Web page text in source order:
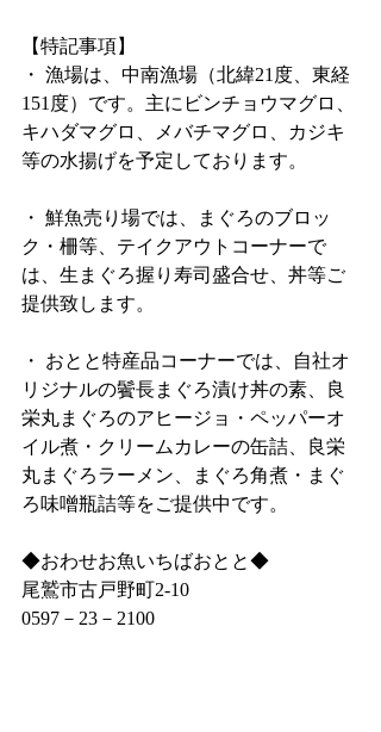
【特記事項】
・ 漁場は、中南漁場（北緯21度、東経
151度）です。主にビンチョウマグロ、
キハダマグロ、メバチマグロ、カジキ
等の水揚げを予定しております。
・ 鮮魚売り場では、まぐろのブロッ
ク・柵等、テイクアウトコーナーで
は、生まぐろ握り寿司盛合せ、丼等ご
提供致します。
・ おとと特産品コーナーでは、自社オ
リジナルの鬢長まぐろ漬け丼の素、良
栄丸まぐろのアヒージョ・ペッパーオ
イル煮・クリームカレーの缶詰、良栄
丸まぐろラーメン、まぐろ角煮・まぐ
ろ味噌瓶詰等をご提供中です。
◆おわせお魚いちばおとと◆
尾鷲市古戸野町2‐10
0597－23－2100